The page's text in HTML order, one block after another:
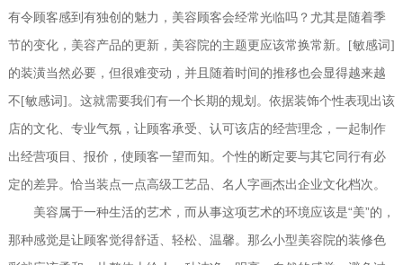
有令顾客感到有独创的魅力，美容顾客会经常光临吗？尤其是随着季
节的变化，美容产品的更新，美容院的主题更应该常换常新。[敏感词]
的装潢当然必要，但很难变动，并且随着时间的推移也会显得越来越
不[敏感词]。这就需要我们有一个长期的规划。依据装饰个性表现出该
店的文化、专业气氛，让顾客承受、认可该店的经营理念，一起制作
出经营项目、报价，使顾客一望而知。个性的断定要与其它同行有必
定的差异。恰当装点一点高级工艺品、名人字画杰出企业文化档次。
美容属于一种生活的艺术，而从事这项艺术的环境应该是“美”的，
那种感觉是让顾客觉得舒适、轻松、温馨。那么小型美容院的装修色